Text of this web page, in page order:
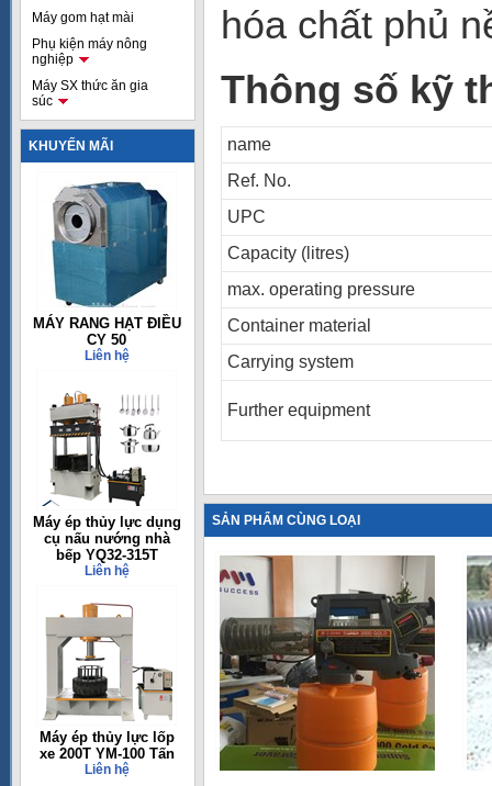
Máy gom hạt mài
Phụ kiện máy nông
nghiệp
Máy SX thức ăn gia
súc
KHUYẾN MÃI
MÁY RANG HẠT ĐIỀU
CY 50
Liên hệ
Máy ép thủy lực dụng
cụ nấu nướng nhà
bếp YQ32-315T
Liên hệ
Máy ép thủy lực lốp
xe 200T YM-100 Tấn
Liên hệ
hóa chất phủ
Thông số kỹ
name
Ref. No.
UPC
Capacity (litres)
max. operating pressure
Container material
Carrying system
Further equipment
SẢN PHẨM CÙNG LOẠI